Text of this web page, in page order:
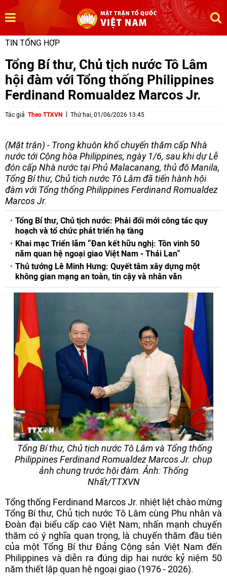
TIN TỔNG HỢP
Tổng Bí thư, Chủ tịch nước Tô Lâm
hội đàm với Tổng thống Philippines
Ferdinand Romualdez Marcos Jr.
Tác giả Theo TTXVN Thứ hai, 01/06/2026 13:45
(Mặt trận) - Trong khuôn khổ chuyến thăm cấp Nhà
nước tới Cộng hòa Philippines, ngày 1/6, sau khi dự Lễ
đón cấp Nhà nước tại Phủ Malacanang, thủ đô Manila,
Tổng Bí thư, Chủ tịch nước Tô Lâm đã tiến hành hội
đàm với Tổng thống Philippines Ferdinand Romualdez
Marcos Jr.
Tổng Bí thư, Chủ tịch nước: Phải đổi mới công tác quy
hoạch và tổ chức phát triển hạ tầng
Khai mạc Triển lãm “Đan kết hữu nghị: Tôn vinh 50
năm quan hệ ngoại giao Việt Nam - Thái Lan“
Thủ tướng Lê Minh Hưng: Quyết tâm xây dựng một
không gian mạng an toàn, tin cậy và nhân văn
Tổng Bí thư, Chủ tịch nước Tô Lâm và Tổng thống
Philippines Ferdinand Romualdez Marcos Jr. chụp
ảnh chung trước hội đàm. Ảnh: Thống
Nhất/TTXVN
Tổng thống Ferdinand Marcos Jr. nhiệt liệt chào mừng
Tổng Bí thư, Chủ tịch nước Tô Lâm cùng Phu nhân và
Đoàn đại biểu cấp cao Việt Nam; nhấn mạnh chuyến
thăm có ý nghĩa quan trọng, là chuyến thăm đầu tiên
của một Tổng Bí thư Đảng Cộng sản Việt Nam đến
Philippines và diễn ra đúng dịp hai nước kỷ niệm 50
năm thiết lập quan hệ ngoại giao (1976 - 2026).